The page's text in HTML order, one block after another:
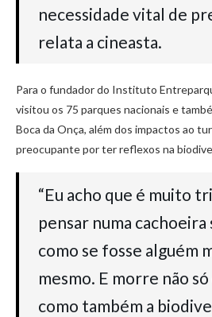
necessidade vital de
relata a cineasta.
Para o fundador do Instituto
visitou os 75 parques nacionais e
Boca da Onça, além dos impactos ao
preocupante por ter reflexos na
“Eu acho que é muito
pensar numa cachoeira
como se fosse alguém
mesmo. E morre não
como também a